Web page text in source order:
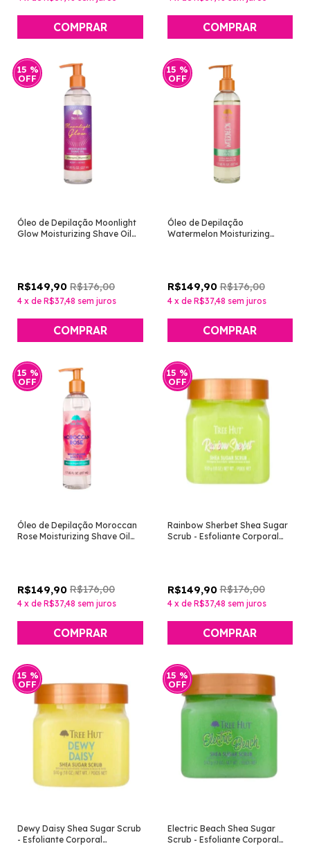
15 %
OFF
Óleo de Depilação Moonlight
Glow Moisturizing Shave Oil
R$149,90 R$176,00
4 x de R$37,48 sem juros
15 %
OFF
Óleo de Depilação
Watermelon Moisturizing
R$149,90 R$176,00
4 x de R$37,48 sem juros
15 %
OFF
Óleo de Depilação Moroccan
Rose Moisturizing Shave Oil
R$149,90 R$176,00
4 x de R$37,48 sem juros
15 %
OFF
Rainbow Sherbet Shea Sugar
Scrub - Esfoliante Corporal
R$149,90 R$176,00
4 x de R$37,48 sem juros
15 %
OFF
Dewy Daisy Shea Sugar Scrub
- Esfoliante Corporal
15 %
OFF
Electric Beach Shea Sugar
Scrub - Esfoliante Corporal